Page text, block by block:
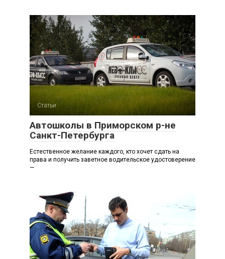
Статьи
Автошколы в Приморском р-не
Санкт-Петербурга
Естественное желание каждого, кто хочет сдать на
права и получить заветное водительское удостоверение
—